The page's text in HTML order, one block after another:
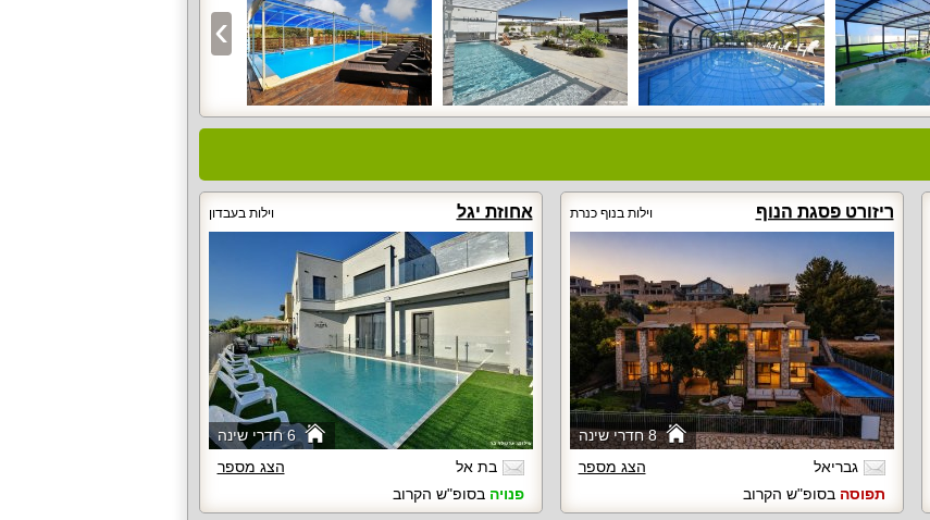
ריזורט פסגת הנוף וילות בנוף כנרת
8 חדרי שינה
גבריאל
הצג מספר
תפוסה בסופ"ש הקרוב
אחוזת יגל וילות בעבדון
6 חדרי שינה
בת אל
הצג מספר
פנויה בסופ"ש הקרוב